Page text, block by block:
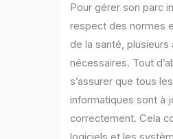
Pour gérer son parc
respect des normes
de la santé,
nécessaires. Tout
s’assurer que tous
informatiques sont à
correctement. Cela